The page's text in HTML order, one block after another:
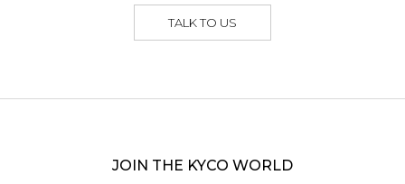
TALK TO US
JOIN THE KYCO WORLD